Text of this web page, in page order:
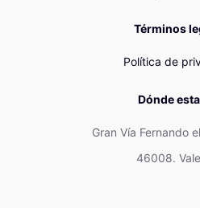
Términos
Política de
Dónde
Gran Vía Fernando
46008.